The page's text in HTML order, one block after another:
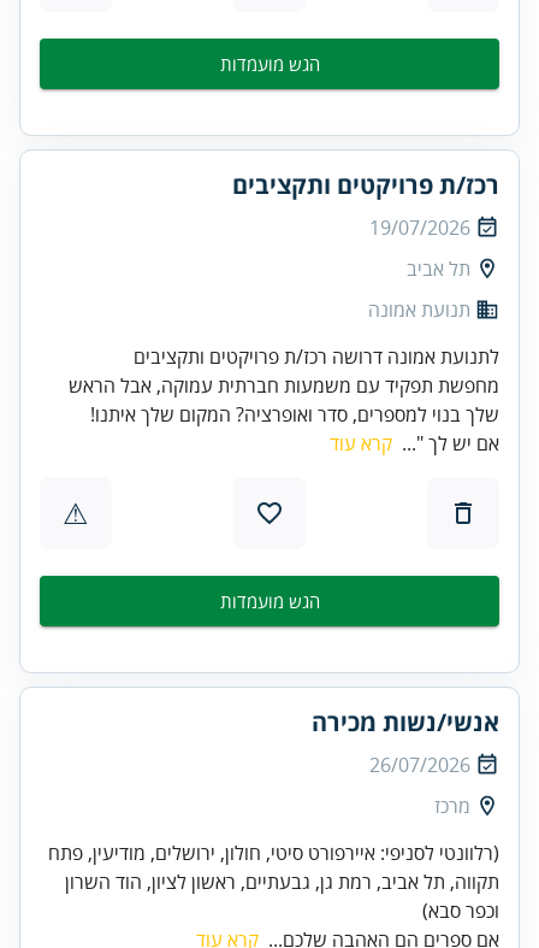
הגש מועמדות
רכז/ת פרויקטים ותקציבים
19/07/2026
תל אביב
תנועת אמונה
לתנועת אמונה דרושה רכז/ת פרויקטים ותקציבים
מחפשת תפקיד עם משמעות חברתית עמוקה, אבל הראש
שלך בנוי למספרים, סדר ואופרציה? המקום שלך איתנו!
אם יש לך "... קרא עוד
⚠
הגש מועמדות
אנשי/נשות מכירה
26/07/2026
מרכז
(רלוונטי לסניפי: איירפורט סיטי, חולון, ירושלים, מודיעין, פתח
תקווה, תל אביב, רמת גן, גבעתיים, ראשון לציון, הוד השרון
וכפר סבא)
אם ספרים הם האהבה שלכם... קרא עוד